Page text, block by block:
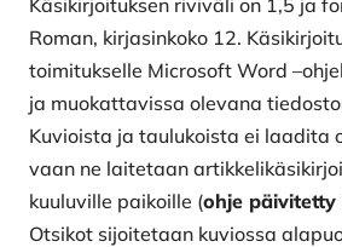
Käsikirjoituksen riviväli on 1,5 ja
Roman, kirjasinkoko 12.
toimitukselle Microsoft Word
ja muokattavissa olevana
Kuvioista ja tau­lukoista ei laadita
vaan ne laitetaan
kuuluville paikoille (ohje päivitetty
Otsikot sijoitetaan kuviossa